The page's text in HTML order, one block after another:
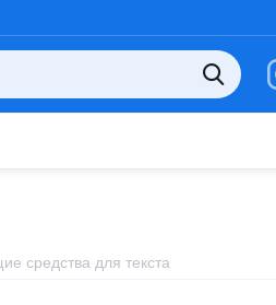
средства для текста